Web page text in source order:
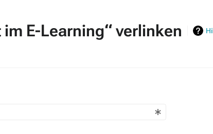
E-Learning“ verlinken